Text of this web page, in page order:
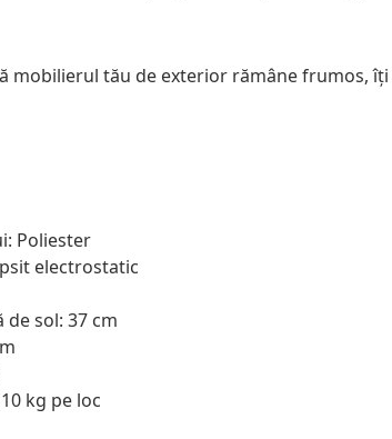
mobilierul tău de exterior rămâne frumos,
Poliester
electrostatic
sol: 37 cm
kg pe loc